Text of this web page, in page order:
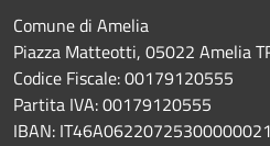
Comune di Amelia
Piazza Matteotti, 05022 Amelia
Codice Fiscale: 00179120555
Partita IVA: 00179120555
IBAN: